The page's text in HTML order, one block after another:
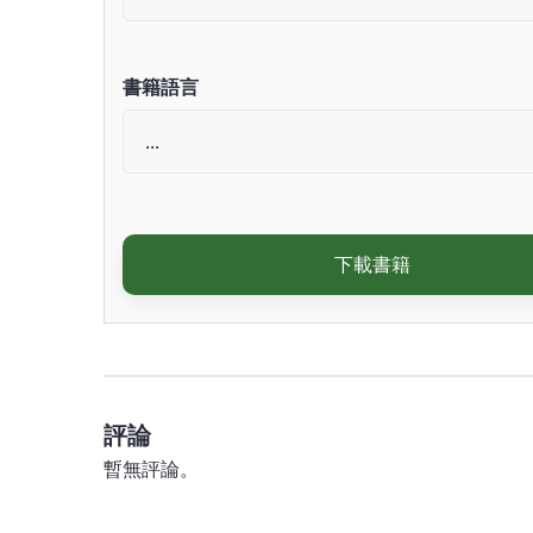
書籍語言
下載書籍
評論
暫無評論。